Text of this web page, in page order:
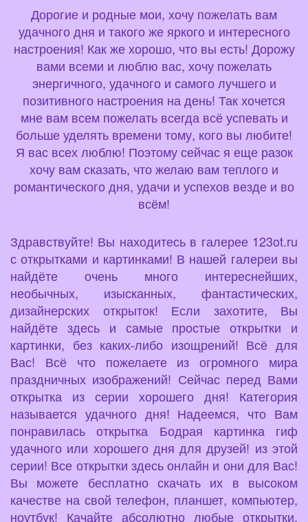
Дорогие и родные мои, хочу пожелать вам
удачного дня и такого же яркого и интересного
настроения! Как же хорошо, что вы есть! Дорожу
вами всеми и люблю вас, хочу пожелать
энергичного, удачного и самого лучшего и
позитивного настроения на день! Так хочется
мне вам всем пожелать всегда всё успевать и
больше уделять времени тому, кого вы любите!
Я вас всех люблю! Поэтому сейчас я еще разок
хочу вам сказать, что желаю вам теплого и
романтического дня, удачи и успехов везде и во
всём!
Здравствуйте! Вы находитесь в галерее 123ot.ru
с открытками и картинками! В нашей галереи вы
найдёте очень много интереснейших,
необычных, изысканных, фантастических,
дизайнерских открыток! Если захотите, Вы
найдёте здесь и самые простые открытки и
картинки, без каких-либо изощрений! Всё для
Вас! Всё что пожелаете из огромного мира
праздничных изображений! Сейчас перед Вами
открытка из серии хорошего дня! Категория
называется удачного дня! Надеемся, что Вам
понравилась открытка Бодрая картинка гиф
удачного или хорошего дня для друзей! из этой
серии! Все открытки здесь онлайн и они для Вас!
Вы можете бесплатно скачать их в высоком
качестве на свой телефон, планшет, компьютер,
ноутбук! Качайте абсолютно любые открытки,